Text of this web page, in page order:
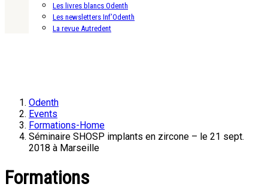
Les livres blancs Odenth
Les newsletters Inf’Odenth
La revue Autredent
Odenth
Events
Formations-Home
Séminaire SHOSP implants en zircone – le 21 sept.
2018 à Marseille
Formations